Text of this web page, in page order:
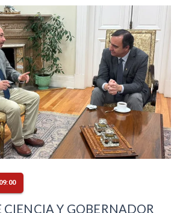
CIENCIA Y GOBERNADOR